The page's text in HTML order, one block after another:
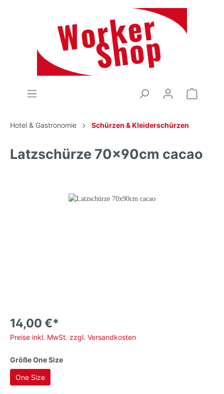
Hotel & Gastronomie Schürzen & Kleiderschürzen
Latzschürze 70x90cm cacao
14,00 €*
Preise inkl. MwSt. zzgl. Versandkosten
Größe One Size
One Size